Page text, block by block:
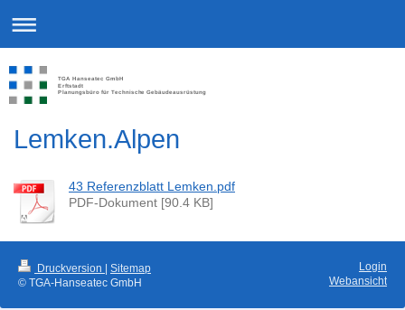
TGA Hanseatec GmbH
Erftstadt
Planungsbüro für Technische Gebäudeausrüstung
Lemken.Alpen
43 Referenzblatt Lemken.pdf
PDF-Dokument [90.4 KB]
Druckversion | Sitemap
© TGA-Hanseatec GmbH
Login
Webansicht